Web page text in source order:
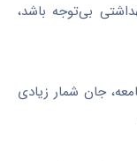
بی‌توجه باشد،
جان شمار زیادی